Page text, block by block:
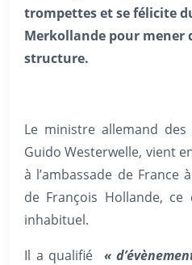
trompettes et se félicite
Merkollande pour mener
structure.
Le ministre allemand
Guido Westerwelle, vient
à l’ambassade de France
de François Hollande,
inhabituel.
Il a qualifié «